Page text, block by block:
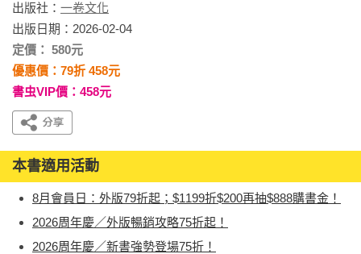
出版社： 一卷文化
出版日期：2026-02-04
定價： 580元
優惠價：79折 458元
書虫VIP價：458元
本書適用活動
8月會員日：外版79折起；$1199折$200再抽$888購書金！
2026周年慶／外版暢銷攻略75折起！
2026周年慶／新書強勢登場75折！